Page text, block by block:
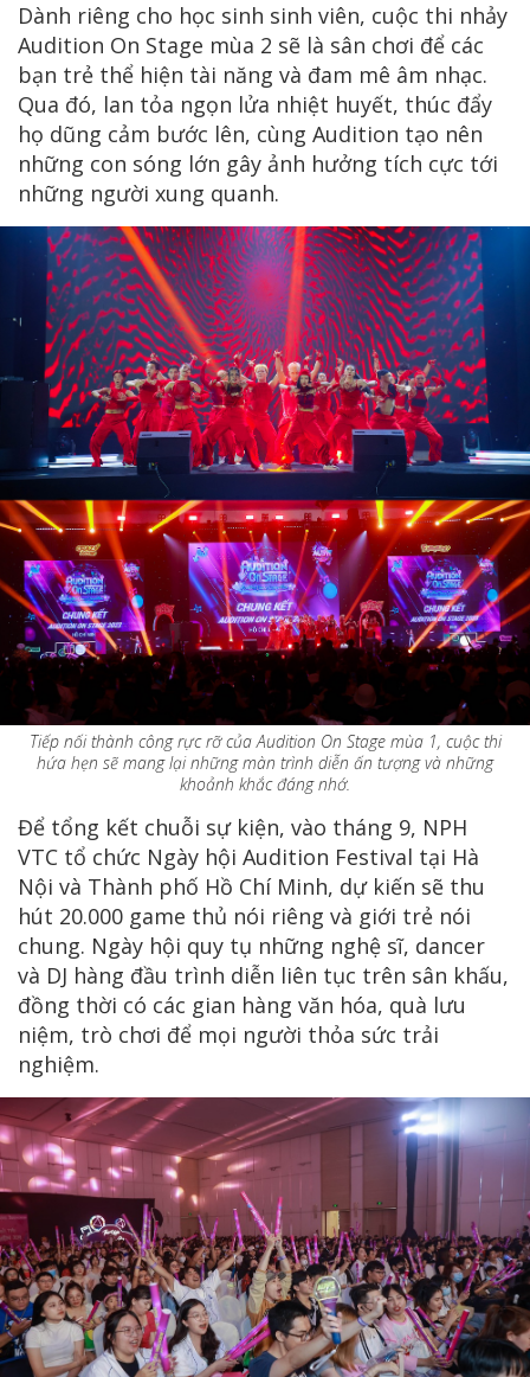
Dành riêng cho học sinh sinh viên, cuộc thi nhảy
Audition On Stage mùa 2 sẽ là sân chơi để các
bạn trẻ thể hiện tài năng và đam mê âm nhạc.
Qua đó, lan tỏa ngọn lửa nhiệt huyết, thúc đẩy
họ dũng cảm bước lên, cùng Audition tạo nên
những con sóng lớn gây ảnh hưởng tích cực tới
những người xung quanh.
Tiếp nối thành công rực rỡ của Audition On Stage mùa 1, cuộc thi
hứa hẹn sẽ mang lại những màn trình diễn ấn tượng và những
khoảnh khắc đáng nhớ.
Để tổng kết chuỗi sự kiện, vào tháng 9, NPH
VTC tổ chức Ngày hội Audition Festival tại Hà
Nội và Thành phố Hồ Chí Minh, dự kiến sẽ thu
hút 20.000 game thủ nói riêng và giới trẻ nói
chung. Ngày hội quy tụ những nghệ sĩ, dancer
và DJ hàng đầu trình diễn liên tục trên sân khấu,
đồng thời có các gian hàng văn hóa, quà lưu
niệm, trò chơi để mọi người thỏa sức trải
nghiệm.